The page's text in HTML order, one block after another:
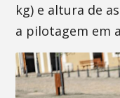
kg) e altura de
a pilotagem em